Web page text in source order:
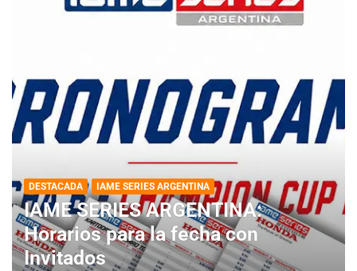
DESTACADA IAME SERIES ARGENTINA
IAME SERIES ARGENTINA:
Horarios para la fecha con
Invitados